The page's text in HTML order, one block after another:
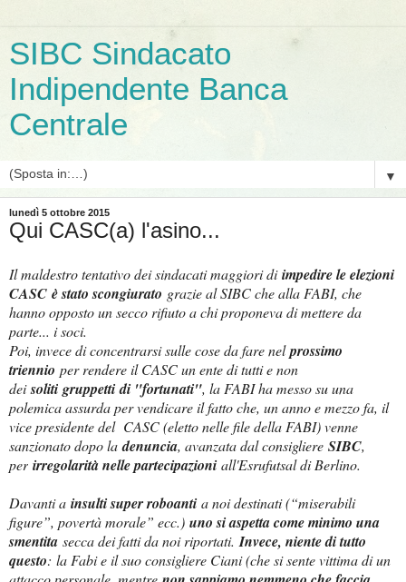
SIBC Sindacato
Indipendente Banca
Centrale
▼
lunedì 5 ottobre 2015
Qui CASC(a) l'asino...
Il maldestro tentativo dei sindacati maggiori diimpedire le elezioni
CASC è stato scongiurato grazie al SIBC che alla FABI, che
hanno opposto un secco rifiuto a chi proponeva di mettere da
parte... i soci.
Poi, invece di concentrarsi sulle cose da fare nelprossimo
triennio per rendere il CASC un ente di tutti e non
deisoliti gruppetti di "fortunati", la FABI ha messo su una
polemica assurda per vendicare il fatto che, un anno e mezzo fa, il
vice presidente del CASC (eletto nelle file della FABI) venne
sanzionato dopo ladenuncia, avanzata dal consigliere SIBC,
per irregolarità nelle partecipazioni all'Esrufutsal di Berlino.
Davanti a insulti super roboanti a noi destinati (“miserabili
figure”, povertà morale” ecc.) uno si aspetta come minimo una
smentita secca dei fatti da noi riportati. Invece, niente di tutto
questo: la Fabi e il suo consigliere Ciani (che si sente vittima di un